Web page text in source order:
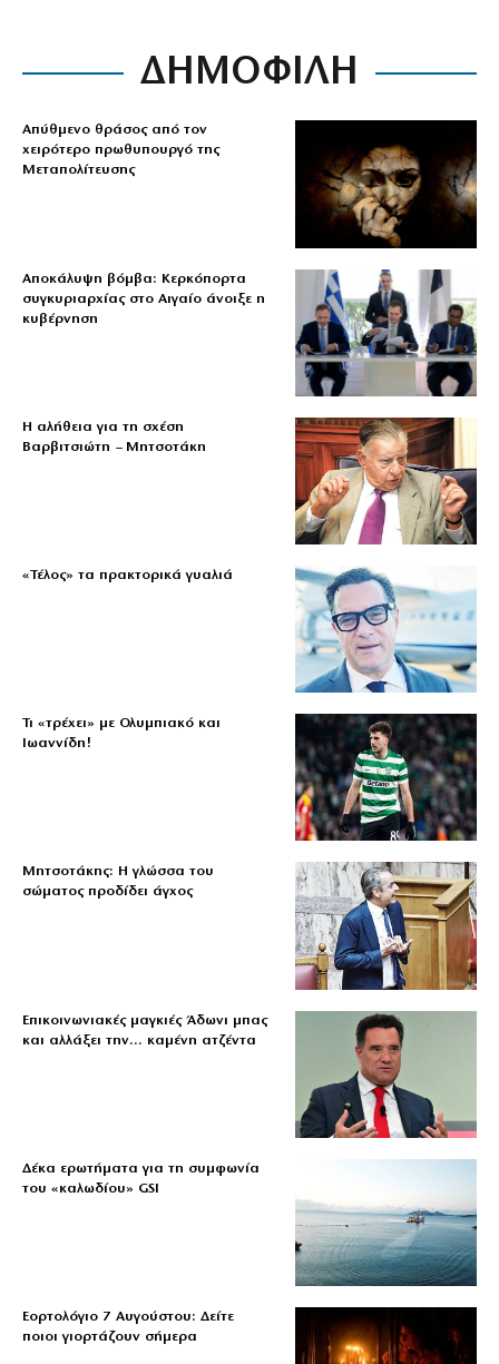
ΔΗΜΟΦΙΛΗ
Απύθμενο θράσος από τον
χειρότερο πρωθυπουργό της
Μεταπολίτευσης
Αποκάλυψη βόμβα: Κερκόπορτα
συγκυριαρχίας στο Αιγαίο άνοιξε η
κυβέρνηση
Η αλήθεια για τη σχέση
Βαρβιτσιώτη – Μητσοτάκη
«Τέλος» τα πρακτορικά γυαλιά
Τι «τρέχει» με Ολυμπιακό και
Ιωαννίδη!
Μητσοτάκης: Η γλώσσα του
σώματος προδίδει άγχος
Επικοινωνιακές μαγκιές Άδωνι μπας
και αλλάξει την… καμένη ατζέντα
Δέκα ερωτήματα για τη συμφωνία
του «καλωδίου» GSI
Εορτολόγιο 7 Αυγούστου: Δείτε
ποιοι γιορτάζουν σήμερα